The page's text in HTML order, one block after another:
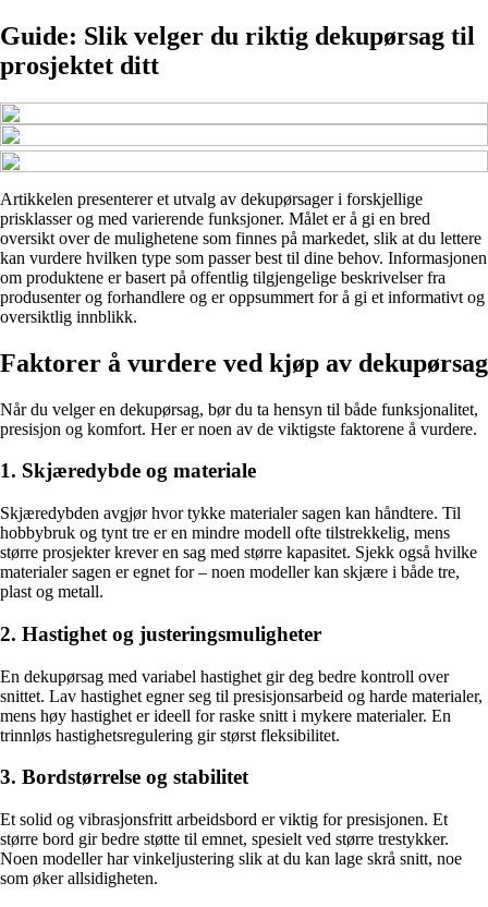
Guide: Slik velger du riktig dekupørsag til
prosjektet ditt
Artikkelen presenterer et utvalg av dekupørsager i forskjellige
prisklasser og med varierende funksjoner. Målet er å gi en bred
oversikt over de mulighetene som finnes på markedet, slik at du lettere
kan vurdere hvilken type som passer best til dine behov. Informasjonen
om produktene er basert på offentlig tilgjengelige beskrivelser fra
produsenter og forhandlere og er oppsummert for å gi et informativt og
oversiktlig innblikk.
Faktorer å vurdere ved kjøp av dekupørsag
Når du velger en dekupørsag, bør du ta hensyn til både funksjonalitet,
presisjon og komfort. Her er noen av de viktigste faktorene å vurdere.
1. Skjæredybde og materiale
Skjæredybden avgjør hvor tykke materialer sagen kan håndtere. Til
hobbybruk og tynt tre er en mindre modell ofte tilstrekkelig, mens
større prosjekter krever en sag med større kapasitet. Sjekk også hvilke
materialer sagen er egnet for – noen modeller kan skjære i både tre,
plast og metall.
2. Hastighet og justeringsmuligheter
En dekupørsag med variabel hastighet gir deg bedre kontroll over
snittet. Lav hastighet egner seg til presisjonsarbeid og harde materialer,
mens høy hastighet er ideell for raske snitt i mykere materialer. En
trinnløs hastighetsregulering gir størst fleksibilitet.
3. Bordstørrelse og stabilitet
Et solid og vibrasjonsfritt arbeidsbord er viktig for presisjonen. Et
større bord gir bedre støtte til emnet, spesielt ved større trestykker.
Noen modeller har vinkeljustering slik at du kan lage skrå snitt, noe
som øker allsidigheten.